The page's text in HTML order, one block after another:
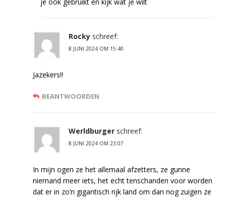
Rocky schreef:
8 JUNI 2024 OM 15:40
Jazekers!!
BEANTWOORDEN
Werldburger schreef:
8 JUNI 2024 OM 23:07
In mijn ogen ze het allemaal afzetters, ze gunne
niemand meer iets, het echt tenschanden voor worden
dat er in zo’n gigantisch rijk land om dan nog zuigen ze